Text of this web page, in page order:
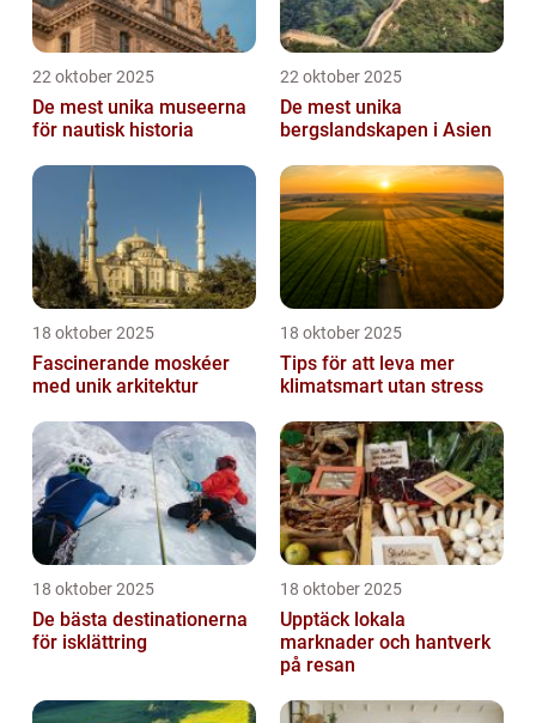
22 oktober 2025
De mest unika museerna
för nautisk historia
22 oktober 2025
De mest unika
bergslandskapen i Asien
18 oktober 2025
Fascinerande moskéer
med unik arkitektur
18 oktober 2025
Tips för att leva mer
klimatsmart utan stress
18 oktober 2025
De bästa destinationerna
för isklättring
18 oktober 2025
Upptäck lokala
marknader och hantverk
på resan